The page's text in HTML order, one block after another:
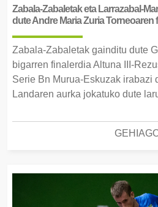
Zabala-Zabaletak eta Larrazabal-
dute Andre Maria Zuria Torneoaren
Zabala-Zabaletak gainditu dute
bigarren finalerdia Altuna III-
Serie Bn Murua-Eskuzak irabazi
Landaren aurka jokatuko dute